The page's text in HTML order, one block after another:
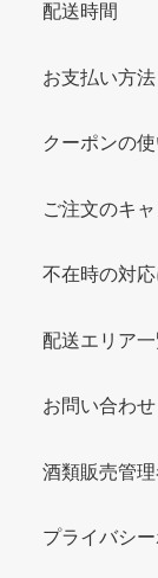
配送時間
お支払い方法
クーポンの
ご注文のキ
不在時の対
配送エリア
お問い合わせ
酒類販売管
プライバシ